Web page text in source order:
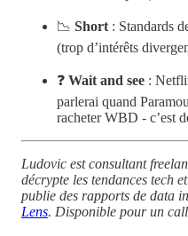
📉 Short : Standards
(trop d’intérêts
❓ Wait and see :
parlerai quand
racheter WBD - c’est
Ludovic est consultant
décrypte les tendances tech
publie des rapports de data
Lens. Disponible pour un